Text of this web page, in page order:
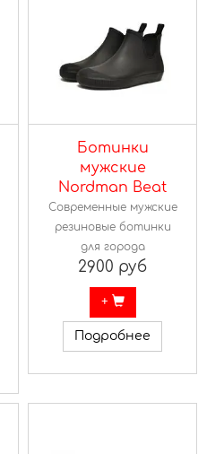
Ботинки
мужские
Nordman Beat
Современные мужские
резиновые ботинки
для города
2900 руб
+
Подробнее